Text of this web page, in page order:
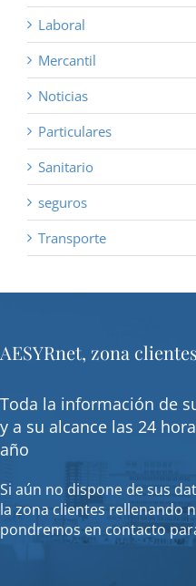
Laboral
Mercantil
Noticias
Particulares
Sanitario
seguros
Transporte
AESYRnet, zona clientes
Toda la información de
y a su alcance las 24
año
Si aún no dispone de sus
la zona clientes rellenando
pondremos en contacto